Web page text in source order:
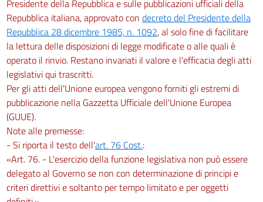
Presidente della Repubblica e sulle pubblicazioni ufficiali della
Repubblica italiana, approvato con decreto del Presidente della
Repubblica 28 dicembre 1985, n. 1092, al solo fine di facilitare
la lettura delle disposizioni di legge modificate o alle quali è
operato il rinvio. Restano invariati il valore e l'efficacia degli atti
legislativi qui trascritti.
Per gli atti dell'Unione europea vengono forniti gli estremi di
pubblicazione nella Gazzetta Ufficiale dell'Unione Europea
(GUUE).
Note alle premesse:
- Si riporta il testo dell'art. 76 Cost.:
«Art. 76. - L'esercizio della funzione legislativa non può essere
delegato al Governo se non con determinazione di principi e
criteri direttivi e soltanto per tempo limitato e per oggetti